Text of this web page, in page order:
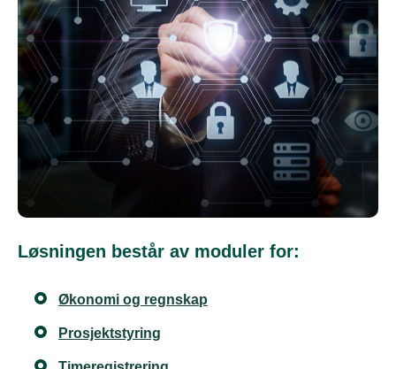
Løsningen består av moduler for:
Økonomi og regnskap
Prosjektstyring